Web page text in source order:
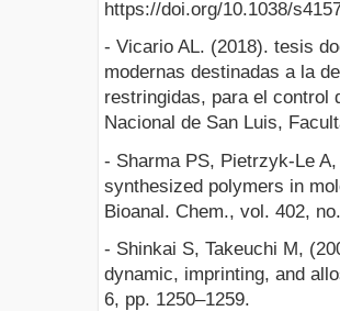
https://doi.org/10.1038/
- Vicario AL. (2018). tesis
modernas destinadas a la
restringidas, para el control
Nacional de San Luis,
- Sharma PS, Pietrzyk-Le
synthesized polymers in
Bioanal. Chem., vol. 402,
- Shinkai S, Takeuchi M,
dynamic, imprinting, and
6, pp. 1250–1259.